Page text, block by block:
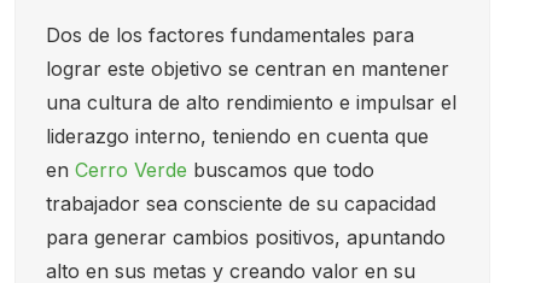
Dos de los factores fundamentales para
lograr este objetivo se centran en mantener
una cultura de alto rendimiento e impulsar el
liderazgo interno, teniendo en cuenta que
en Cerro Verde buscamos que todo
trabajador sea consciente de su capacidad
para generar cambios positivos, apuntando
alto en sus metas y creando valor en su